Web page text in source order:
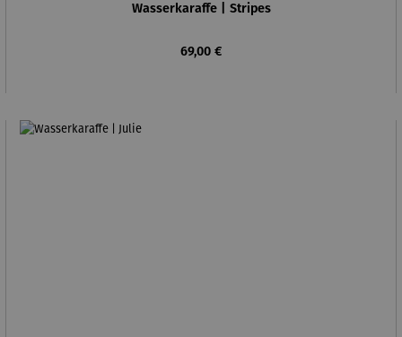
Wasserkaraffe | Stripes
Regulärer Preis:
69,00 €